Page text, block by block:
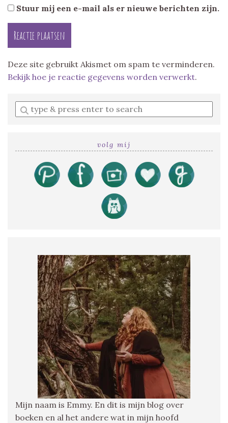
Stuur mij een e-mail als er nieuwe berichten zijn.
Deze site gebruikt Akismet om spam te verminderen.
Bekijk hoe je reactie gegevens worden verwerkt.
Enter
a
volg mij
Mijn naam is Emmy. En dit is mijn blog over
boeken en al het andere wat in mijn hoofd